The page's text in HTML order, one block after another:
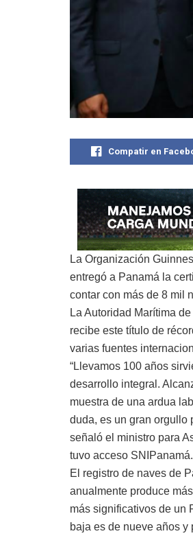
Compatir en
La Organización
entregó a Panamá la
contar con más de 8 mil
La Autoridad Marítima
recibe este título de
varias fuentes
“Llevamos 100 años
desarrollo integral.
muestra de una ardua
duda, es un gran orgullo
señaló el ministro para
tuvo acceso SNIPanamá.
El registro de naves de
anualmente produce
más significativos de un
baja es de nueve años